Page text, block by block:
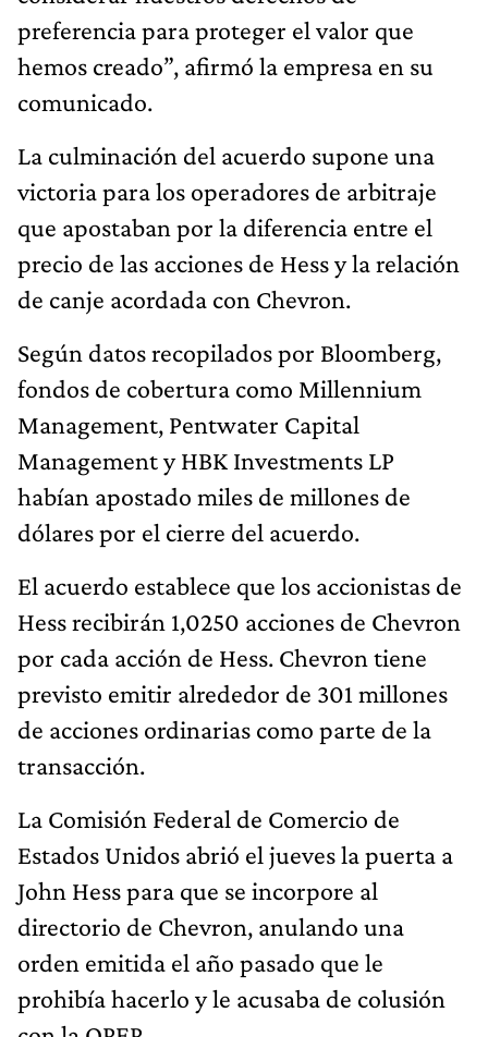
preferencia para proteger el valor que
hemos creado”, afirmó la empresa en su
comunicado.
La culminación del acuerdo supone una
victoria para los operadores de arbitraje
que apostaban por la diferencia entre el
precio de las acciones de Hess y la relación
de canje acordada con Chevron.
Según datos recopilados por Bloomberg,
fondos de cobertura como Millennium
Management, Pentwater Capital
Management y HBK Investments LP
habían apostado miles de millones de
dólares por el cierre del acuerdo.
El acuerdo establece que los accionistas de
Hess recibirán 1,0250 acciones de Chevron
por cada acción de Hess. Chevron tiene
previsto emitir alrededor de 301 millones
de acciones ordinarias como parte de la
transacción.
La Comisión Federal de Comercio de
Estados Unidos abrió el jueves la puerta a
John Hess para que se incorpore al
directorio de Chevron, anulando una
orden emitida el año pasado que le
prohibía hacerlo y le acusaba de colusión